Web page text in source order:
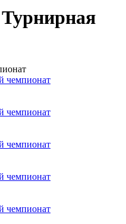
чемпионат
чемпионат
чемпионат
чемпионат
чемпионат